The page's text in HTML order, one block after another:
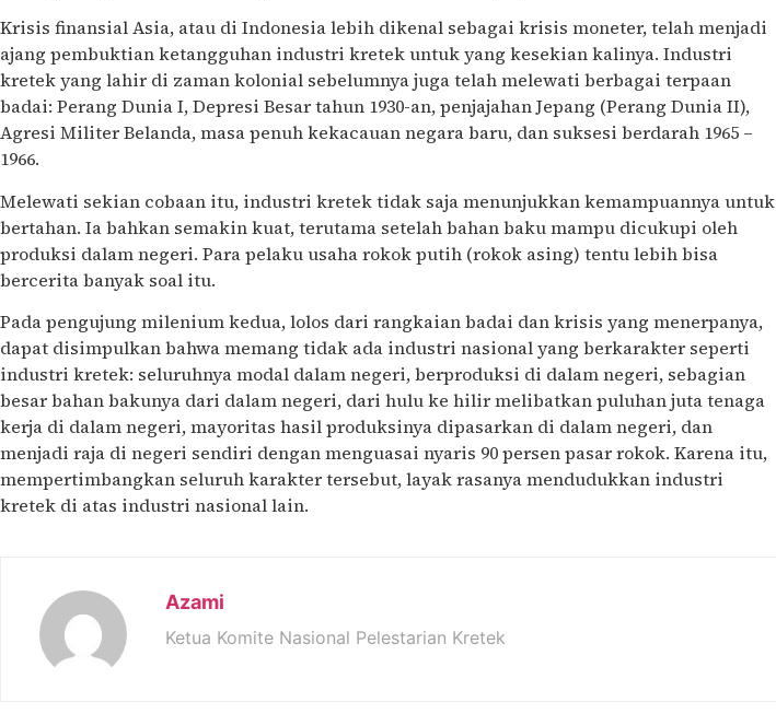
Krisis finansial Asia, atau di Indonesia lebih dikenal sebagai krisis moneter, telah menjadi
ajang pembuktian ketangguhan industri kretek untuk yang kesekian kalinya. Industri
kretek yang lahir di zaman kolonial sebelumnya juga telah melewati berbagai terpaan
badai: Perang Dunia I, Depresi Besar tahun 1930-an, penjajahan Jepang (Perang Dunia II),
Agresi Militer Belanda, masa penuh kekacauan negara baru, dan suksesi berdarah 1965 –
1966.
Melewati sekian cobaan itu, industri kretek tidak saja menunjukkan kemampuannya untuk
bertahan. Ia bahkan semakin kuat, terutama setelah bahan baku mampu dicukupi oleh
produksi dalam negeri. Para pelaku usaha rokok putih (rokok asing) tentu lebih bisa
bercerita banyak soal itu.
Pada pengujung milenium kedua, lolos dari rangkaian badai dan krisis yang menerpanya,
dapat disimpulkan bahwa memang tidak ada industri nasional yang berkarakter seperti
industri kretek: seluruhnya modal dalam negeri, berproduksi di dalam negeri, sebagian
besar bahan bakunya dari dalam negeri, dari hulu ke hilir melibatkan puluhan juta tenaga
kerja di dalam negeri, mayoritas hasil produksinya dipasarkan di dalam negeri, dan
menjadi raja di negeri sendiri dengan menguasai nyaris 90 persen pasar rokok. Karena itu,
mempertimbangkan seluruh karakter tersebut, layak rasanya mendudukkan industri
kretek di atas industri nasional lain.
Azami
Ketua Komite Nasional Pelestarian Kretek